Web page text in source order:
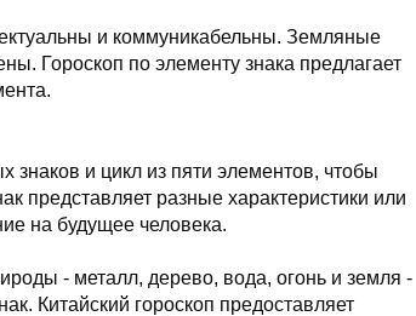
и коммуникабельны. Земляные
Гороскоп по элементу знака предлагает
знаков и цикл из пяти элементов, чтобы
представляет разные характеристики или
на будущее человека.
- металл, дерево, вода, огонь и земля -
Китайский гороскоп предоставляет